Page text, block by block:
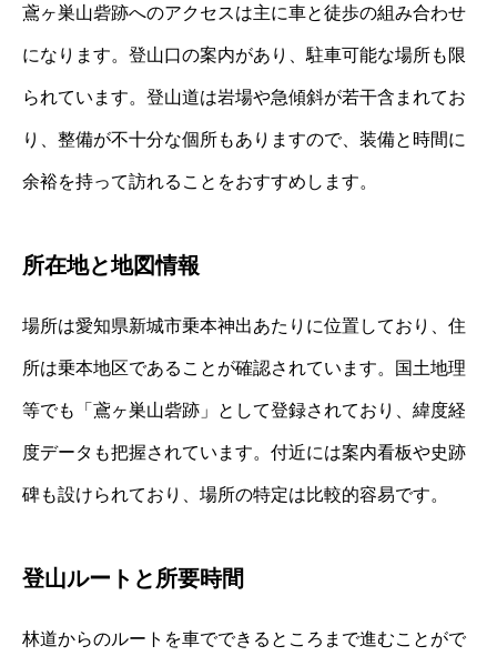
鳶ヶ巣山砦跡へのアクセスは主に車と徒歩の組み合わせ
になります。登山口の案内があり、駐車可能な場所も限
られています。登山道は岩場や急傾斜が若干含まれてお
り、整備が不十分な個所もありますので、装備と時間に
余裕を持って訪れることをおすすめします。
所在地と地図情報
場所は愛知県新城市乗本神出あたりに位置しており、住
所は乗本地区であることが確認されています。国土地理
等でも「鳶ヶ巣山砦跡」として登録されており、緯度経
度データも把握されています。付近には案内看板や史跡
碑も設けられており、場所の特定は比較的容易です。
登山ルートと所要時間
林道からのルートを車でできるところまで進むことがで